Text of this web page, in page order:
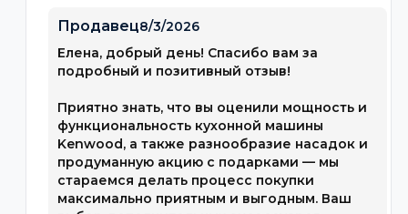
Продавец8/3/2026
Елена, добрый день! Спасибо вам за
подробный и позитивный отзыв!
Приятно знать, что вы оценили мощность и
функциональность кухонной машины
Kenwood, а также разнообразие насадок и
продуманную акцию с подарками — мы
стараемся делать процесс покупки
максимально приятным и выгодным. Ваш